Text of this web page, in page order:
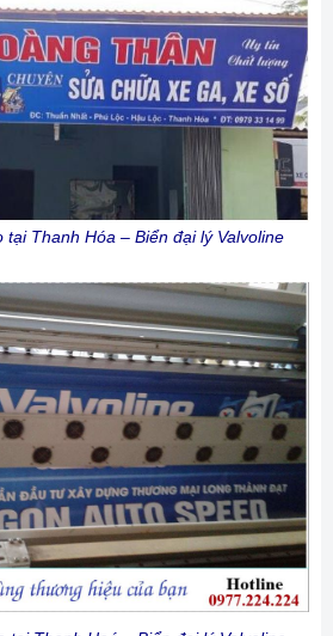
tại Thanh Hóa – Biển đại lý Valvoline